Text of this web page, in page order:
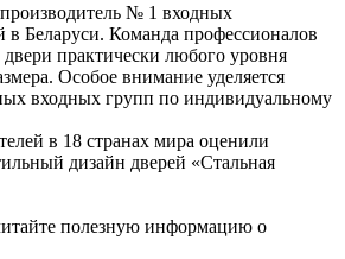
№ 1 входных
в Беларуси. Команда профессионалов
двери практически любого уровня
Особое внимание уделяется
входных групп по индивидуальному
в 18 странах мира оценили
дизайн дверей «Стальная
полезную информацию о